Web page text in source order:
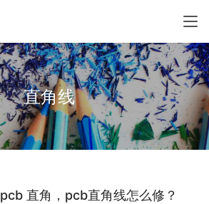
直角线
pcb 直角，pcb直角线怎么修？